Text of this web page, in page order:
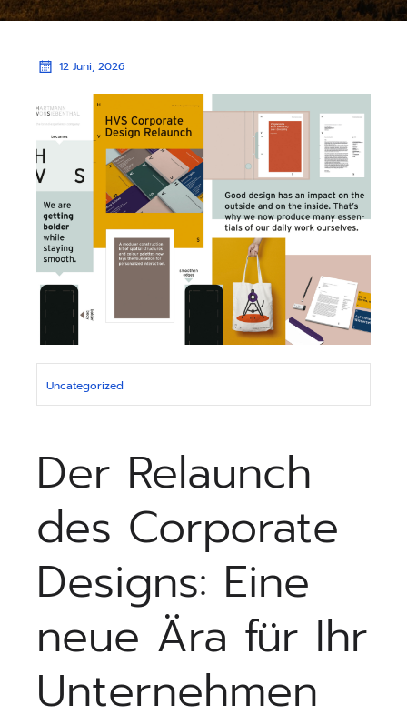
12 Juni, 2026
Uncategorized
Der Relaunch
des Corporate
Designs: Eine
neue Ära für Ihr
Unternehmen